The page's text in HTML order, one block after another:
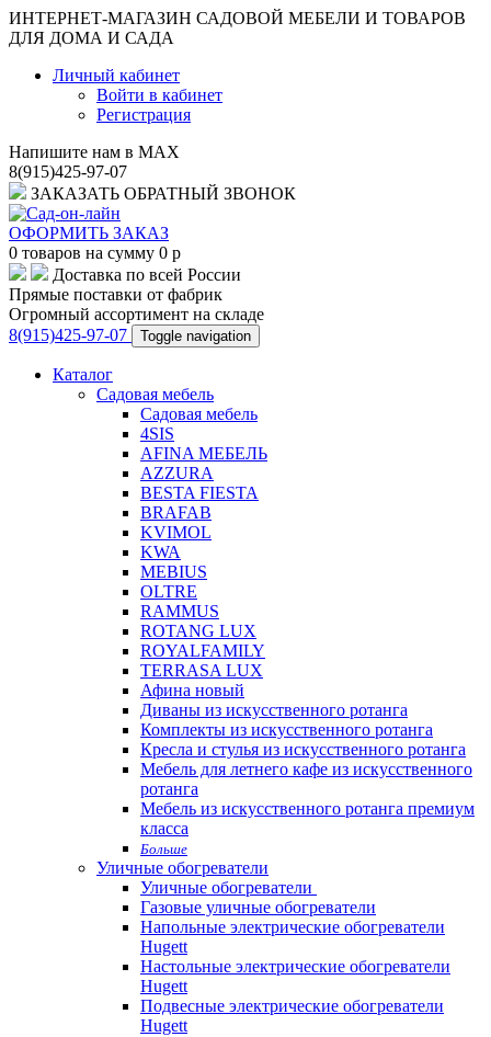
ИНТЕРНЕТ-МАГАЗИН САДОВОЙ МЕБЕЛИ И ТОВАРОВ
ДЛЯ ДОМА И САДА
Личный кабинет
Войти в кабинет
Регистрация
Напишите нам в MAX
8(915)425-97-07
ЗАКАЗАТЬ ОБРАТНЫЙ ЗВОНОК
ОФОРМИТЬ ЗАКАЗ
0 товаров на сумму 0 p
Доставка по всей России
Прямые поставки от фабрик
Огромный ассортимент на складе
8(915)425-97-07
Toggle navigation
Каталог
Садовая мебель
Садовая мебель
4SIS
AFINA МЕБЕЛЬ
AZZURA
BESTA FIESTA
BRAFAB
KVIMOL
KWA
MEBIUS
OLTRE
RAMMUS
ROTANG LUX
ROYALFAMILY
TERRASA LUX
Афина новый
Диваны из искусственного ротанга
Комплекты из искусственного ротанга
Кресла и стулья из искусственного ротанга
Мебель для летнего кафе из искусственного
ротанга
Мебель из искусственного ротанга премиум
класса
Больше
Уличные обогреватели
Уличные обогреватели
Газовые уличные обогреватели
Напольные электрические обогреватели
Hugett
Настольные электрические обогреватели
Hugett
Подвесные электрические обогреватели
Hugett